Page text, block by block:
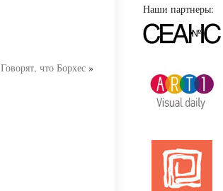
Говорят, что Борхес »
Наши партнеры: